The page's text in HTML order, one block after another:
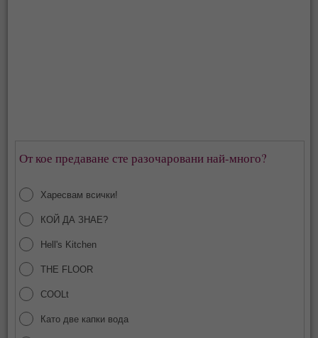
От кое предаване сте разочаровани най-много?
Харесвам всички!
КОЙ ДА ЗНАЕ?
Hell's Kitchen
THE FLOOR
COOLt
Като две капки вода